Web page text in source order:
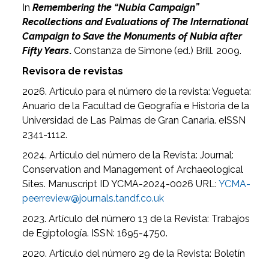
InRemembering the “Nubia Campaign”
Recollections and Evaluations of The International
Campaign to Save the Monuments of Nubia after
Fifty Years. Constanza de Simone (ed.) Brill. 2009.
Revisora de revistas
2026. Artículo para el número de la revista: Vegueta:
Anuario de la Facultad de Geografía e Historia de la
Universidad de Las Palmas de Gran Canaria. eISSN
2341-1112.
2024. Artículo del número de la Revista: Journal:
Conservation and Management of Archaeological
Sites. Manuscript ID YCMA-2024-0026 URL:YCMA-
peerreview@journals.tandf.co.uk
2023. Artículo del número 13 de la Revista: Trabajos
de Egiptología. ISSN: 1695-4750.
2020. Artículo del número 29 de la Revista: Boletín